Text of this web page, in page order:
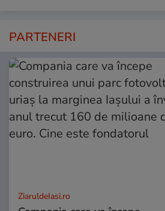
PARTENERI
ZiaruldeIasi.ro